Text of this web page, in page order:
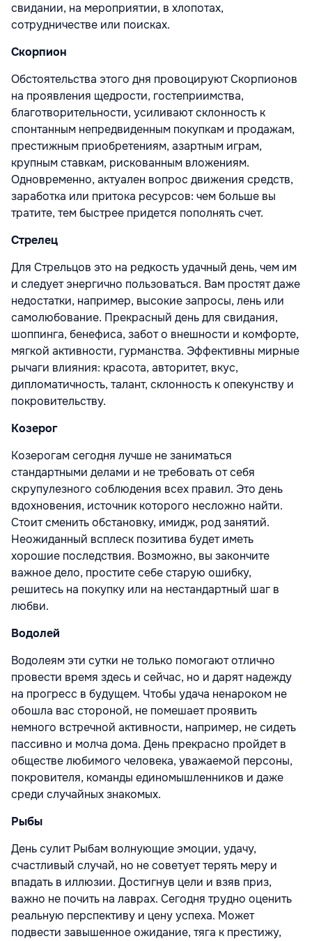
свидании, на мероприятии, в хлопотах,
сотрудничестве или поисках.
Скорпион
Обстоятельства этого дня провоцируют Скорпионов
на проявления щедрости, гостеприимства,
благотворительности, усиливают склонность к
спонтанным непредвиденным покупкам и продажам,
престижным приобретениям, азартным играм,
крупным ставкам, рискованным вложениям.
Одновременно, актуален вопрос движения средств,
заработка или притока ресурсов: чем больше вы
тратите, тем быстрее придется пополнять счет.
Стрелец
Для Стрельцов это на редкость удачный день, чем им
и следует энергично пользоваться. Вам простят даже
недостатки, например, высокие запросы, лень или
самолюбование. Прекрасный день для свидания,
шоппинга, бенефиса, забот о внешности и комфорте,
мягкой активности, гурманства. Эффективны мирные
рычаги влияния: красота, авторитет, вкус,
дипломатичность, талант, склонность к опекунству и
покровительству.
Козерог
Козерогам сегодня лучше не заниматься
стандартными делами и не требовать от себя
скрупулезного соблюдения всех правил. Это день
вдохновения, источник которого несложно найти.
Стоит сменить обстановку, имидж, род занятий.
Неожиданный всплеск позитива будет иметь
хорошие последствия. Возможно, вы закончите
важное дело, простите себе старую ошибку,
решитесь на покупку или на нестандартный шаг в
любви.
Водолей
Водолеям эти сутки не только помогают отлично
провести время здесь и сейчас, но и дарят надежду
на прогресс в будущем. Чтобы удача ненароком не
обошла вас стороной, не помешает проявить
немного встречной активности, например, не сидеть
пассивно и молча дома. День прекрасно пройдет в
обществе любимого человека, уважаемой персоны,
покровителя, команды единомышленников и даже
среди случайных знакомых.
Рыбы
День сулит Рыбам волнующие эмоции, удачу,
счастливый случай, но не советует терять меру и
впадать в иллюзии. Достигнув цели и взяв приз,
важно не почить на лаврах. Сегодня трудно оценить
реальную перспективу и цену успеха. Может
подвести завышенное ожидание, тяга к престижу,